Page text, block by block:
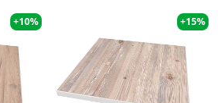
+10% +15%